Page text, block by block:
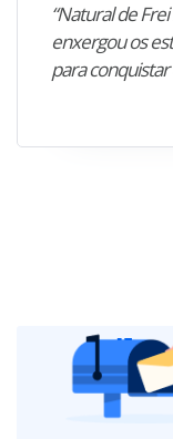
“Natural de
enxergou os
para